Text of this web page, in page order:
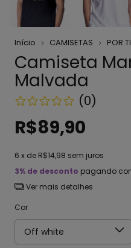
Início CAMISETAS POR
Camiseta
Malvada
(0)
R$89,90
6 x de R$14,98 sem juros
3% de desconto pagando
Ver mais detalhes
Cor